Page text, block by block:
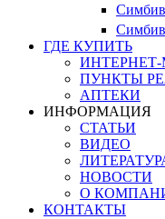
ГДЕ КУПИТЬ
ПУНКТЫ
АПТЕКИ
ИНФОРМАЦИЯ
СТАТЬИ
ВИДЕО
НОВОСТИ
О
КОНТАКТЫ